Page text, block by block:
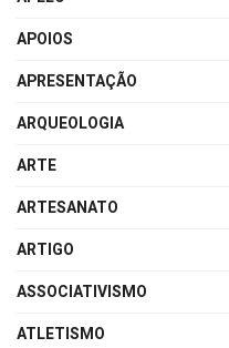
APOIOS
APRESENTAÇÃO
ARQUEOLOGIA
ARTE
ARTESANATO
ARTIGO
ASSOCIATIVISMO
ATLETISMO